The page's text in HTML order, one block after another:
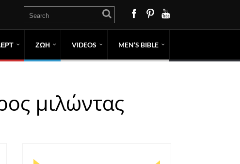
ΖΩΗ VIDEOS MEN’S BIBLE
μιλώντας